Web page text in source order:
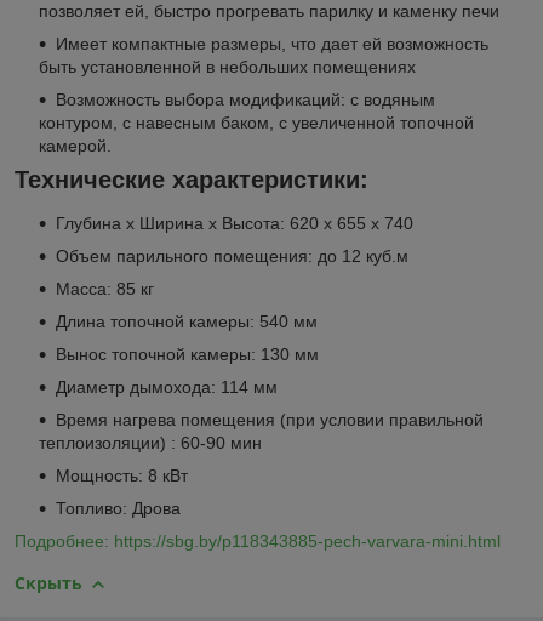
позволяет ей, быстро прогревать парилку и каменку печи
Имеет компактные размеры, что дает ей возможность
быть установленной в небольших помещениях
Возможность выбора модификаций: с водяным
контуром, с навесным баком, с увеличенной топочной
камерой.
Технические характеристики:
Глубина х Ширина х Высота: 620 х 655 х 740
Объем парильного помещения: до 12 куб.м
Масса: 85 кг
Длина топочной камеры: 540 мм
Вынос топочной камеры: 130 мм
Диаметр дымохода: 114 мм
Время нагрева помещения (при условии правильной
теплоизоляции) : 60-90 мин
Мощность: 8 кВт
Топливо: Дрова
Подробнее: https://sbg.by/p118343885-pech-varvara-mini.html
Скрыть